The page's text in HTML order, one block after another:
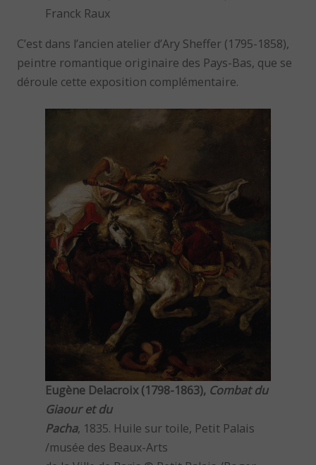
Franck Raux
C’est dans l’ancien atelier d’Ary Sheffer (1795-1858),
peintre romantique originaire des Pays-Bas, que se
déroule cette exposition complémentaire.
Eugène Delacroix (1798-1863), Combat du
Giaour et du
Pacha, 1835. Huile sur toile, Petit Palais
/musée des Beaux-Arts